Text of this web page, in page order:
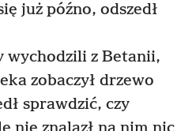
już późno, odszedł
wychodzili z Betanii,
zobaczył drzewo
sprawdzić, czy